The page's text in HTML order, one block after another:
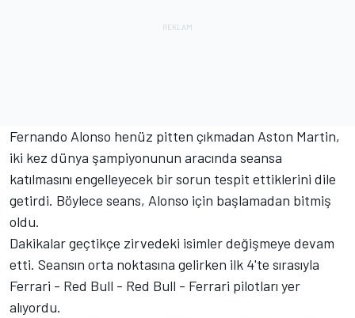
Fernando Alonso henüz pitten çıkmadan Aston Martin,
iki kez dünya şampiyonunun aracında seansa
katılmasını engelleyecek bir sorun tespit ettiklerini dile
getirdi. Böylece seans, Alonso için başlamadan bitmiş
oldu.
Dakikalar geçtikçe zirvedeki isimler değişmeye devam
etti. Seansın orta noktasına gelirken ilk 4'te sırasıyla
Ferrari - Red Bull - Red Bull - Ferrari pilotları yer
alıyordu.